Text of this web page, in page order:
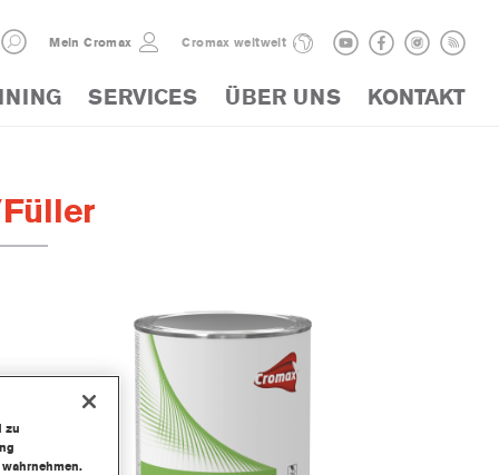
Mein Cromax Cromax weltweit
SERVICES ÜBER UNS KONTAKT
zu